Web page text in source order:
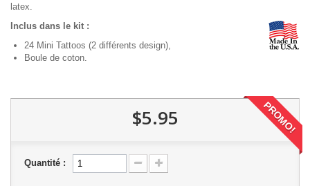
latex.
Inclus dans le kit :
24 Mini Tattoos (2 différents design),
Boule de coton.
$5.95 PROMO!
Quantité :